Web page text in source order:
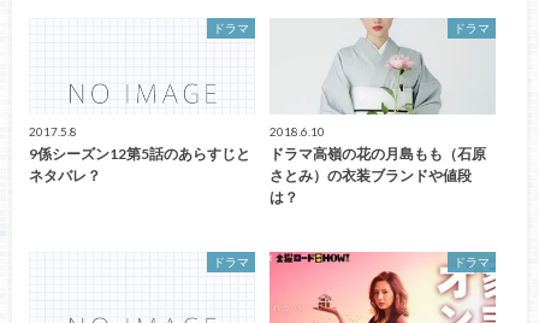
ドラマ
2017.5.8
9係シーズン12第5話のあらすじと
ネタバレ？
ドラマ
2018.6.10
ドラマ高嶺の花の月島もも（石原
さとみ）の衣装ブランドや値段
は？
ドラマ ドラマ